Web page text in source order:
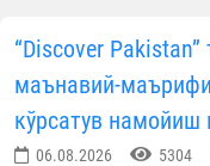
“Discover
маънавий-
кўрсатув намойиш
06.08.2026 5304